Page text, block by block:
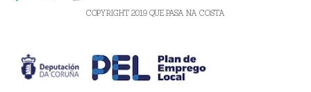
COPYRIGHT 2019 QUE PASA NA COSTA